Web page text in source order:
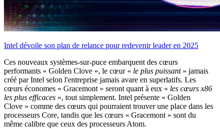
Intel dévoile son plan de relance pour redevenir leader en 2025
Ces nouveaux systèmes-sur-puce embarquent des cœurs
performants « Golden Clove », le cœur « le plus puissant» jamais
créé par Intel selon l'entreprise jamais avare en superlatifs. Les
cœurs économes « Gracemont » seront quant à eux « les cœurs x86
les plus efficaces », tout simplement. Intel présente « Golden
Clove » comme des cœurs qui pourraient trouver une place dans les
processeurs Core, tandis que les cœurs « Gracemont » sont du
même calibre que ceux des processeurs Atom.